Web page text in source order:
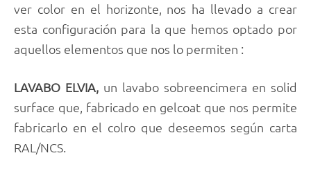
ver color en el horizonte, nos ha llevado a crear
esta configuración para la que hemos optado por
aquellos elementos que nos lo permiten :
LAVABO ELVIA, un lavabo sobreencimera en solid
surface que, fabricado en gelcoat que nos permite
fabricarlo en el colro que deseemos según carta
RAL/NCS.